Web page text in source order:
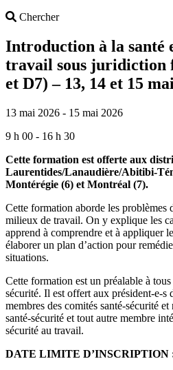
ChercherSearch
Introduction à la santé
travail sous juridiction
et D7) – 13, 14 et 15
13 mai 2026 - 15 mai 2026
9 h 00 - 16 h 30
Cette formation est offerte aux
Laurentides/Lanaudière/Abitibi-
Montérégie (6) et Montréal (7).
Cette formation aborde les problèmes
milieux de travail. On y explique les
apprend à comprendre et à appliquer
élaborer un plan d’action pour
situations.
Cette formation est un préalable à
sécurité. Il est offert aux président-e-s
membres des comités santé-sécurité
santé-sécurité et tout autre membre
sécurité au travail.
DATE LIMITE D’INSCRIPTION